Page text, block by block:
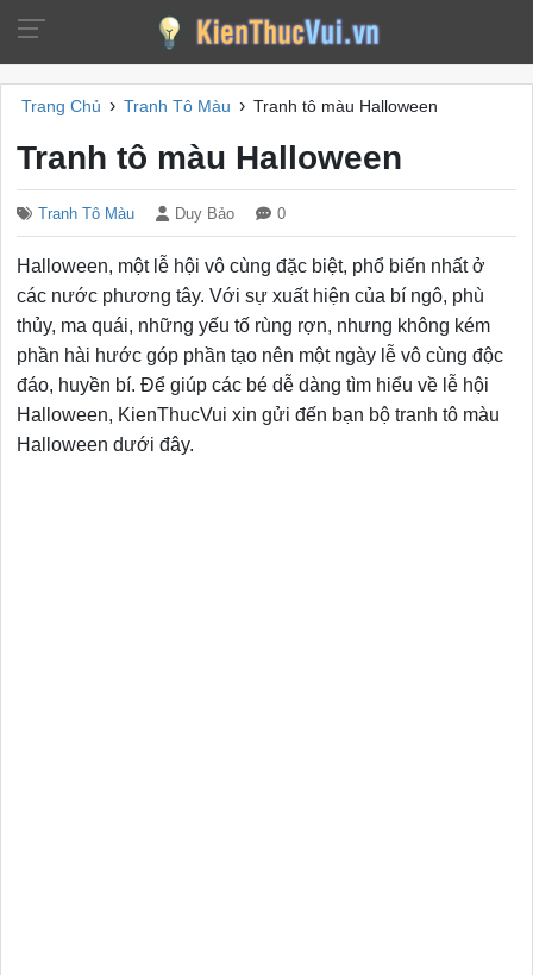
Trang Chủ › Tranh Tô Màu › Tranh tô màu Halloween
Tranh tô màu Halloween
Tranh Tô Màu Duy Bảo 0
Halloween, một lễ hội vô cùng đặc biệt, phổ biến nhất ở
các nước phương tây. Với sự xuất hiện của bí ngô, phù
thủy, ma quái, những yếu tố rùng rợn, nhưng không kém
phần hài hước góp phần tạo nên một ngày lễ vô cùng độc
đáo, huyền bí. Để giúp các bé dễ dàng tìm hiểu về lễ hội
Halloween, KienThucVui xin gửi đến bạn bộ tranh tô màu
Halloween dưới đây.